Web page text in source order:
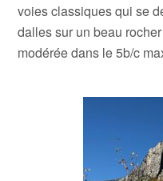
voies classiques qui se
dalles sur un beau
modérée dans le 5b/c